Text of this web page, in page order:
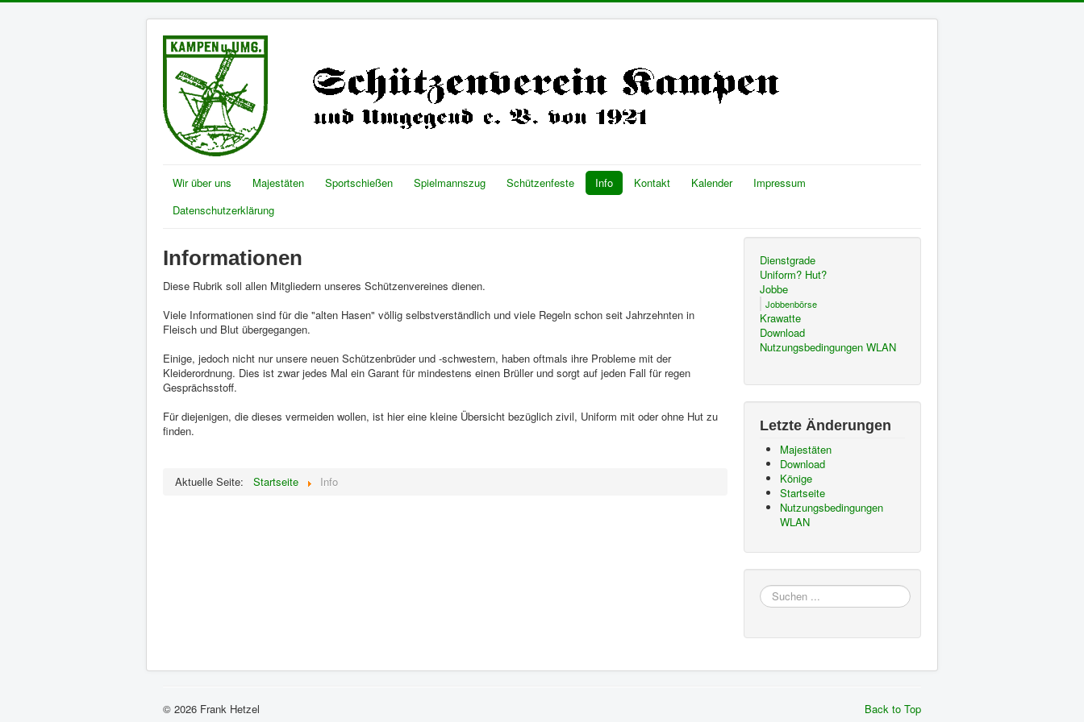
Wir über uns Majestäten Sportschießen Spielmannszug Schützenfeste Info Kontakt Kalender
Impressum
Datenschutzerklärung
Informationen
Diese Rubrik soll allen Mitgliedern unseres Schützenvereines dienen.
Viele Informationen sind für die "alten Hasen" völlig selbstverständlich und viele Regeln schon seit Jahrzehnten in
Fleisch und Blut übergegangen.
Einige, jedoch nicht nur unsere neuen Schützenbrüder und -schwestern, haben oftmals ihre Probleme mit der
Kleiderordnung. Dies ist zwar jedes Mal ein Garant für mindestens einen Brüller und sorgt auf jeden Fall für regen
Gesprächsstoff.
Für diejenigen, die dieses vermeiden wollen, ist hier eine kleine Übersicht bezüglich zivil, Uniform mit oder ohne Hut zu
finden.
Aktuelle Seite: Startseite Info
Dienstgrade
Uniform? Hut?
Jobbe
Jobbenbörse
Krawatte
Download
Nutzungsbedingungen WLAN
Letzte Änderungen
Majestäten
Download
Könige
Startseite
Nutzungsbedingungen
WLAN
Suchen
...
Back to Top
© 2026 Frank Hetzel